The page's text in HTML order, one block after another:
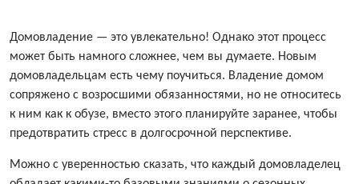
Домовладение — это увлекательно! Однако этот процесс
может быть намного сложнее, чем вы думаете. Новым
домовладельцам есть чему поучиться. Владение домом
сопряжено с возросшими обязанностями, но не относитесь
к ним как к обузе, вместо этого планируйте заранее, чтобы
предотвратить стресс в долгосрочной перспективе.
Можно с уверенностью сказать, что каждый домовладелец